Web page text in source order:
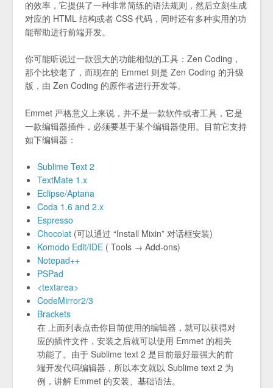
的效率，它提供了一种非常简练的语法规则，然后立刻生成
对应的 HTML 结构或者 CSS 代码，同时还有多种实用的功
能帮助进行前端开发。
你可能听说过一款强大的功能相似的工具：Zen Coding，
那个比较老了，而现在的 Emmet 则是 Zen Coding 的升级
版，由 Zen Coding 的原作者进行开发等。
Emmet 严格意义上来说，并不是一款软件或者工具，它是
一款编辑器插件，必须要基于某个编辑器使用。目前它支持
如下编辑器：
Sublime Text 2
TextMate 1.x
Eclipse/Aptana
Coda 1.6 and 2.x
Espresso
Chocolat (可以通过 “Install Mixin” 对话框安装)
Komodo Edit/IDE ( Tools → Add-ons)
Notepad++
PSPad
<textarea>
CodeMirror2/3
Brackets
在 上面列表点击你目前使用的编辑器，就可以获得对
应的插件文件，安装之后就可以使用 Emmet 的相关
功能了。由于 Sublime text 2 是目前最好最强大的前
端开发代码编辑器，所以本文就以 Sublime text 2 为
例，讲解 Emmet 的安装、基础语法。